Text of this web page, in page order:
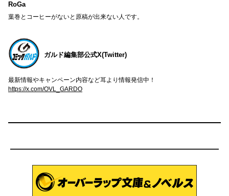
RoGa
葉巻とコーヒーがないと原稿が出来ない人です。
ガルド編集部公式X(Twitter)
最新情報やキャンペーン内容など耳より情報発信中！
https://x.com/OVL_GARDO